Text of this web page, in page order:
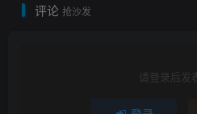
评论 抢沙发
请登录后发